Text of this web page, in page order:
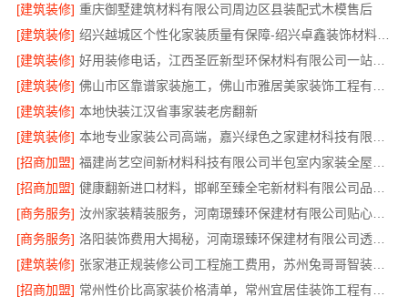
[建筑装修] 重庆御墅建筑材料有限公司周边区县装配式木模售后
[建筑装修]
绍兴越城区个性化家装质量有保障-绍兴卓鑫装饰材料有限公司
[建筑装修]
好用装修电话，江西圣匠新型环保材料有限公司一站式整装
[建筑装修]
[建筑装修] 本地快装江汉省事家装老房翻新
[建筑装修]
[招商加盟]
[招商加盟]
[商务服务]
汝州家装精装服务，河南璟臻环保建材有限公司贴心定制方案
[商务服务]
洛阳装饰费用大揭秘，河南璟臻环保建材有限公司透明报价
[建筑装修]
张家港正规装修公司工程施工费用，苏州兔哥哥智装新材料有限公司
[招商加盟]